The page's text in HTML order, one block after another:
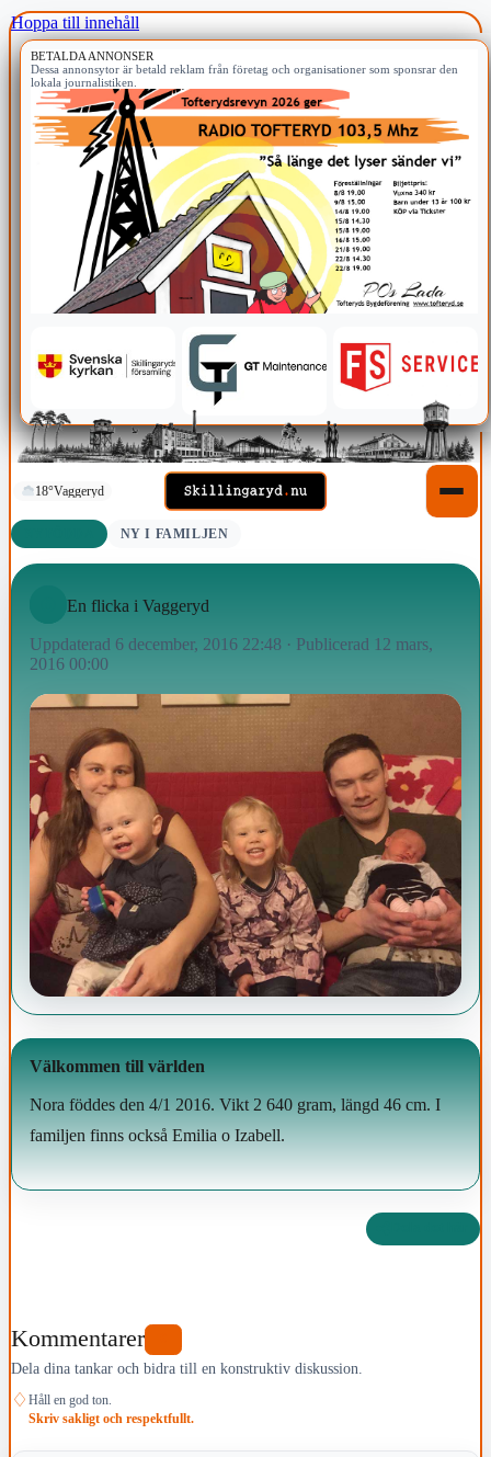
Hoppa till innehåll
BETALDA ANNONSER
Dessa annonsytor är betald reklam från företag och organisationer som sponsrar den
lokala journalistiken.
18°Vaggeryd
NY I FAMILJEN
En flicka i Vaggeryd
Uppdaterad 6 december, 2016 22:48 · Publicerad 12 mars,
2016 00:00
Välkommen till världen
Nora föddes den 4/1 2016. Vikt 2 640 gram, längd 46 cm. I
familjen finns också Emilia o Izabell.
Kommentarer
Dela dina tankar och bidra till en konstruktiv diskussion.
♢ Håll en god ton.
Skriv sakligt och respektfullt.